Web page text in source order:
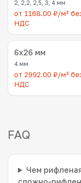
2, 2,2, 2,5, 3, 4 мм
от 1168.00 ₽/м²
НДС
6x26 мм
4 мм
от 2992.00 ₽/м²
НДС
FAQ
Чем